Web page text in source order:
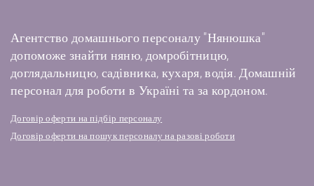
Агентство домашнього персоналу "Нянюшка"
допоможе знайти няню, домробітницю,
доглядальницю, садівника, кухаря, водія. Домашній
персонал для роботи в Україні та за кордоном.
Договір оферти на підбір персоналу
Договір оферти на пошук персоналу на разові роботи